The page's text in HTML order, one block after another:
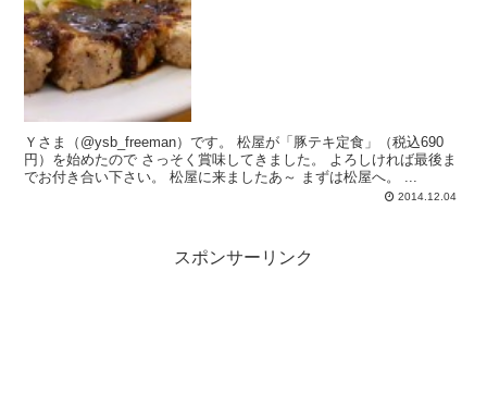
Ｙさま（@ysb_freeman）です。 松屋が「豚テキ定食」（税込690
円）を始めたので さっそく賞味してきました。 よろしければ最後ま
でお付き合い下さい。 松屋に来ましたあ～ まずは松屋へ。 ...
2014.12.04
スポンサーリンク